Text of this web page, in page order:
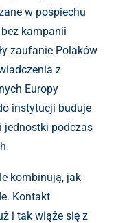
w pośpiechu
kampanii
zaufanie Polaków
z
Europy
instytucji buduje
jednostki podczas
kombinują, jak
Kontakt
i tak wiąże się z